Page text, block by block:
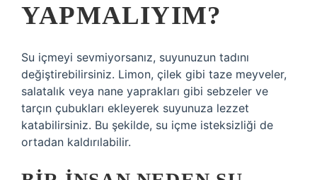
YAPMALIYIM?
Su içmeyi sevmiyorsanız, suyunuzun tadını
değiştirebilirsiniz. Limon, çilek gibi taze meyveler,
salatalık veya nane yaprakları gibi sebzeler ve
tarçın çubukları ekleyerek suyunuza lezzet
katabilirsiniz. Bu şekilde, su içme isteksizliği de
ortadan kaldırılabilir.